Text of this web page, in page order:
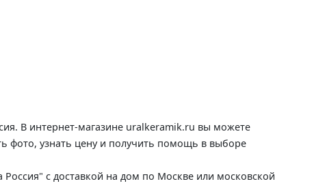
В интернет-магазине uralkeramik.ru вы можете
фото, узнать цену и получить помощь в выборе
с доставкой на дом по Москве или московской